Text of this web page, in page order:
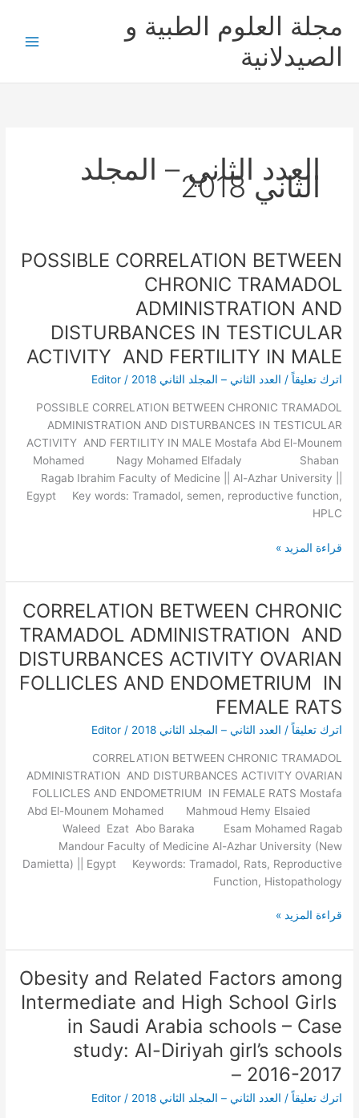
المحتوى
مجلة العلوم الطبية و
الصيدلانية
العدد الثاني – المجلد
الثاني 2018
POSSIBLE CORRELATION BETWEEN
CHRONIC TRAMADOL
ADMINISTRATION AND
DISTURBANCES IN TESTICULAR
ACTIVITY AND FERTILITY IN MALE
اترك تعليقاً / العدد الثاني – المجلد الثاني 2018 /
Editor
POSSIBLE CORRELATION BETWEEN CHRONIC TRAMADOL
ADMINISTRATION AND DISTURBANCES IN TESTICULAR
ACTIVITY AND FERTILITY IN MALE Mostafa Abd El-Mounem
Mohamed Nagy Mohamed Elfadaly Shaban
Ragab Ibrahim Faculty of Medicine || Al-Azhar University ||
Egypt Key words: Tramadol, semen, reproductive function,
HPLC
POSSIBLE
CORRELATION
BETWEEN
CHRONIC
TRAMADOL
AND
DISTURBANCES
TESTICULAR
ACTIVITY
AND
FERTILITY
IN
MALE
قراءة المزيد »
CORRELATION BETWEEN CHRONIC
TRAMADOL ADMINISTRATION AND
DISTURBANCES ACTIVITY OVARIAN
FOLLICLES AND ENDOMETRIUM IN
FEMALE RATS
اترك تعليقاً / العدد الثاني – المجلد الثاني 2018 /
Editor
CORRELATION BETWEEN CHRONIC TRAMADOL
ADMINISTRATION AND DISTURBANCES ACTIVITY OVARIAN
FOLLICLES AND ENDOMETRIUM IN FEMALE RATS Mostafa
Abd El-Mounem Mohamed Mahmoud Hemy Elsaied
Waleed Ezat Abo Baraka Esam Mohamed Ragab
Mandour Faculty of Medicine Al-Azhar University (New
Damietta) || Egypt Keywords: Tramadol, Rats, Reproductive
Function, Histopathology
CORRELATION
BETWEEN
CHRONIC
TRAMADOL
ADMINISTRATION
DISTURBANCES
ACTIVITY
FOLLICLES
AND
ENDOMETRIUM
FEMALE
RATS
قراءة المزيد »
Obesity and Related Factors among
Intermediate and High School Girls
in Saudi Arabia schools – Case
study: Al-Diriyah girl’s schools
2016-2017 –
اترك تعليقاً / العدد الثاني – المجلد الثاني 2018 /
Editor
Obesity
and
Related
Factors
among
and
High